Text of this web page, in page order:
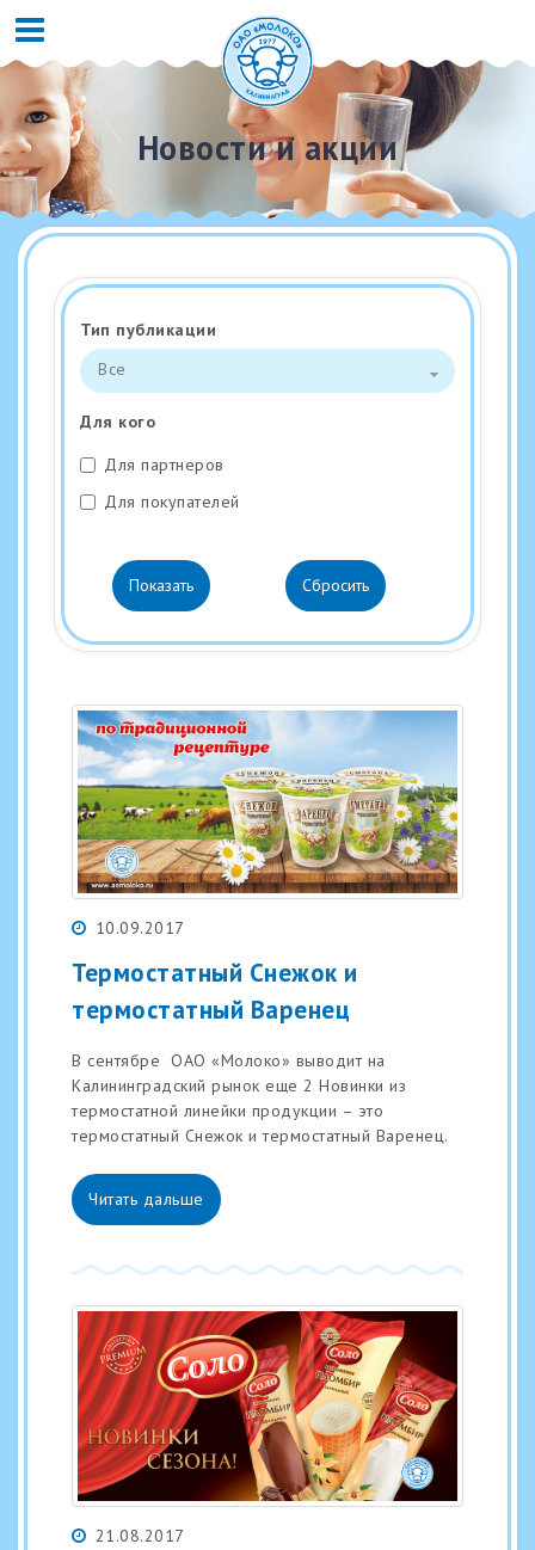
Новости и акции
Тип публикации
Все
Для кого
Для партнеров
Для покупателей
10.09.2017
Термостатный Снежок и
термостатный Варенец
В сентябре ОАО «Молоко» выводит на
Калининградский рынок еще 2 Новинки из
термостатной линейки продукции – это
термостатный Снежок и термостатный Варенец.
Читать дальше
21.08.2017